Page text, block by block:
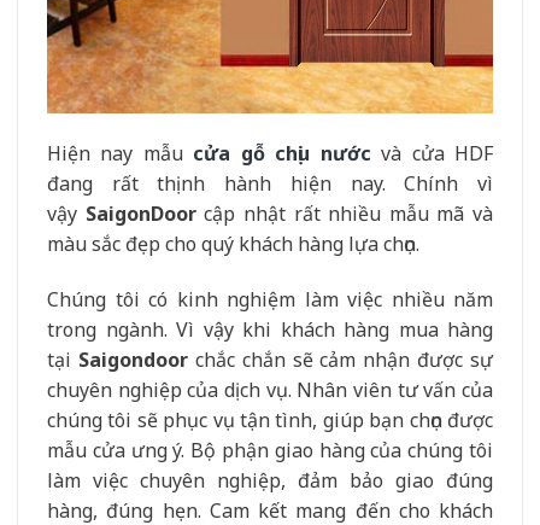
Hiện nay mẫu cửa gỗ chịu nước và cửa HDF
đang rất thịnh hành hiện nay. Chính vì
vậy SaigonDoorcập nhật rất nhiều mẫu mã và
màu sắc đẹp cho quý khách hàng lựa chọn.
Chúng tôi có kinh nghiệm làm việc nhiều năm
trong ngành. Vì vậy khi khách hàng mua hàng
tại Saigondoorchắc chắn sẽ cảm nhận được sự
chuyên nghiệp của dịch vụ. Nhân viên tư vấn của
chúng tôi sẽ phục vụ tận tình, giúp bạn chọn được
mẫu cửa ưng ý. Bộ phận giao hàng của chúng tôi
làm việc chuyên nghiệp, đảm bảo giao đúng
hàng, đúng hẹn. Cam kết mang đến cho khách